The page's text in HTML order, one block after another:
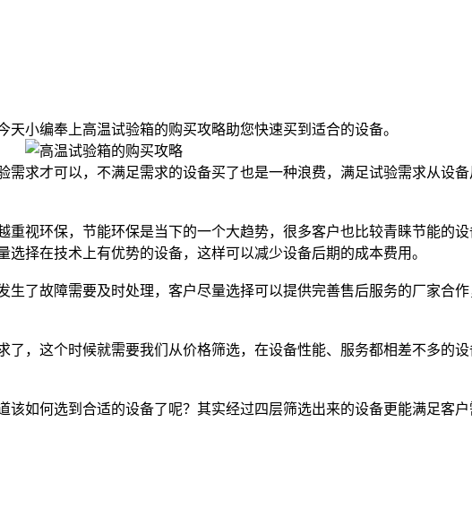
小编奉上高温试验箱的购买攻略助您快速买到适合的设备。
才可以，不满足需求的设备买了也是一种浪费，满足试验需求从设
环保，节能环保是当下的一个大趋势，很多客户也比较青睐节能的
择在技术上有优势的设备，这样可以减少设备后期的成本费用。
故障需要及时处理，客户尽量选择可以提供完善售后服务的厂家合
这个时候就需要我们从价格筛选，在设备性能、服务都相差不多的
何选到合适的设备了呢？其实经过四层筛选出来的设备更能满足客